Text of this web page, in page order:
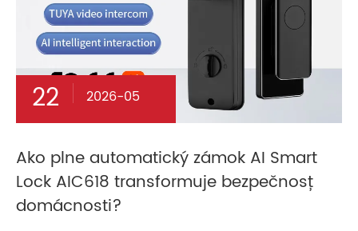
22 2026-05
Ako plne automatický zámok AI Smart
Lock AIC618 transformuje bezpečnosť
domácnosti?